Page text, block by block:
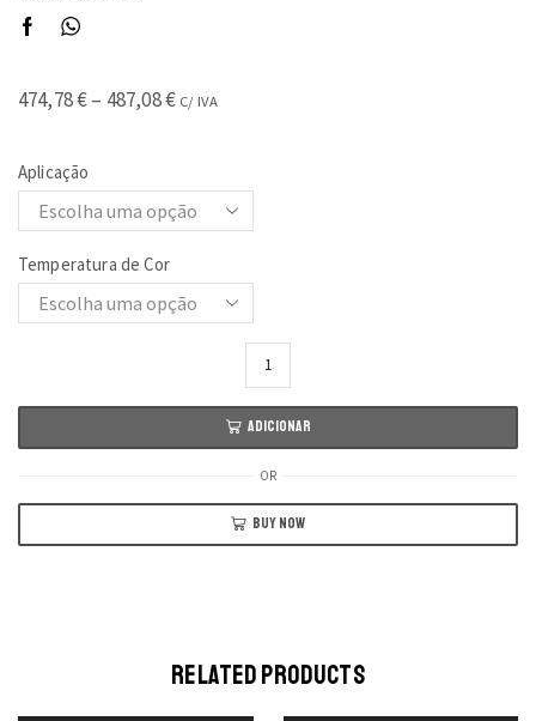
474,78€– 487,08€Price
through
487,08 €
C/ IVA
Aplicação
Temperatura de Cor
Quantidade
Douro
AP-
ADICIONAR
OR
BUY NOW
RELATED PRODUCTS